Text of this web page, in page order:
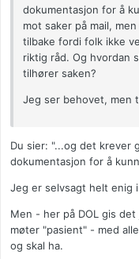
dokumentasjon for å
mot saker på mail,
tilbake fordi folk ikke
riktig råd. Og hvordan
tilhører saken?
Jeg ser behovet, men
Du sier: "...og det krever
dokumentasjon for å
Jeg er selvsagt helt enig
Men - her på DOL gis
møter "pasient" - med
og skal ha.